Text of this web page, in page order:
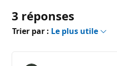
3 réponses
Trier par : Le plus utile